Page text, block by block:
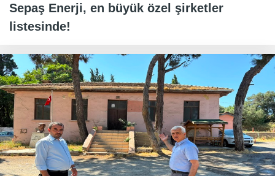
Sepaş Enerji, en büyük özel şirketler
listesinde!